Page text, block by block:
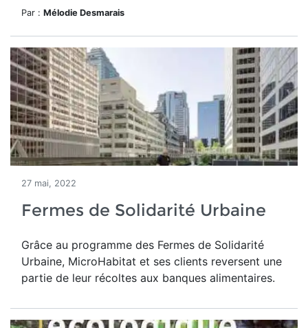
Par : Mélodie Desmarais
27 mai, 2022
Fermes de Solidarité Urbaine
Grâce au programme des Fermes de Solidarité
Urbaine, MicroHabitat et ses clients reversent une
partie de leur récoltes aux banques alimentaires.